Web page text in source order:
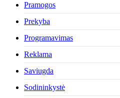
Pramogos
Prekyba
Programavimas
Reklama
Saviugda
Sodininkystė